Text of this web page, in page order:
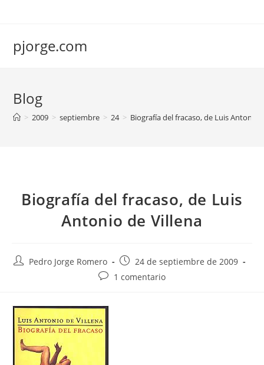
pjorge.com
Blog
> 2009 > septiembre > 24 > Biografía del fracaso, de Luis Antonio
Biografía del fracaso, de Luis
Antonio de Villena
AutorPedro Jorge Romero
Publicación
de
24 de septiembre de 2009
Comentarios
entrada:
1 comentario